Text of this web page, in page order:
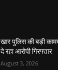
खार पुलिस की बड़ी
दे रहा आरोपी गिरफ्तार
August 3, 2026